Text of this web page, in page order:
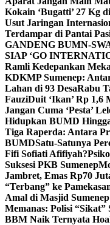
Kokain ‘Bugatti’ 27 Kg
Usut Jaringan
Terdampar di Pantai
GANDENG BUMN-
SIAP ‘GO
Ramli Kedepankan
KDKMP Sumenep:
Lahan di 93 DesaRabu
FauziDuit ‘Ikan’ Rp 1,6
Jangan Cuma ‘Pesta’
Hidupkan BUMD
Tiga Raperda: Antara
BUMDSatu-Satunya
Fifi Sofiati Afifiyah?
Suksesi PKB Sumenep
Jambret, Emas Rp70
“Terbang” ke
Amal di Masjid
Memanas: Polisi
BBM Naik Ternyata